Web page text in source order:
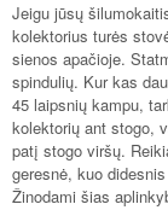
Jeigu jūsų
kolektorius turės
sienos apačioje.
spindulių. Kur kas
45 laipsnių kampu,
kolektorių ant stogo,
patį stogo viršų.
geresnė, kuo
Žinodami šias